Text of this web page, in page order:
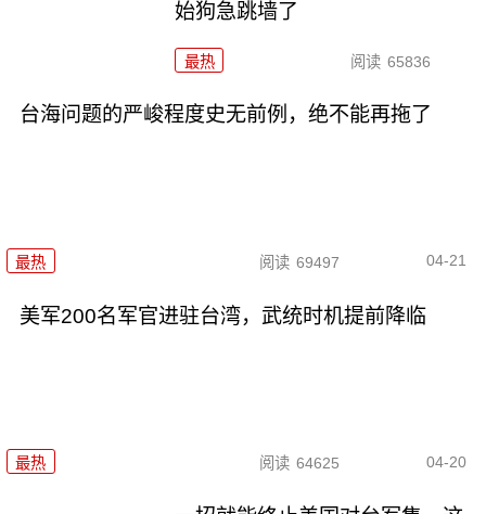
始狗急跳墙了
最热 阅读 65836
台海问题的严峻程度史无前例，绝不能再拖了
最热 阅读 69497 04-21
美军200名军官进驻台湾，武统时机提前降临
最热 阅读 64625 04-20